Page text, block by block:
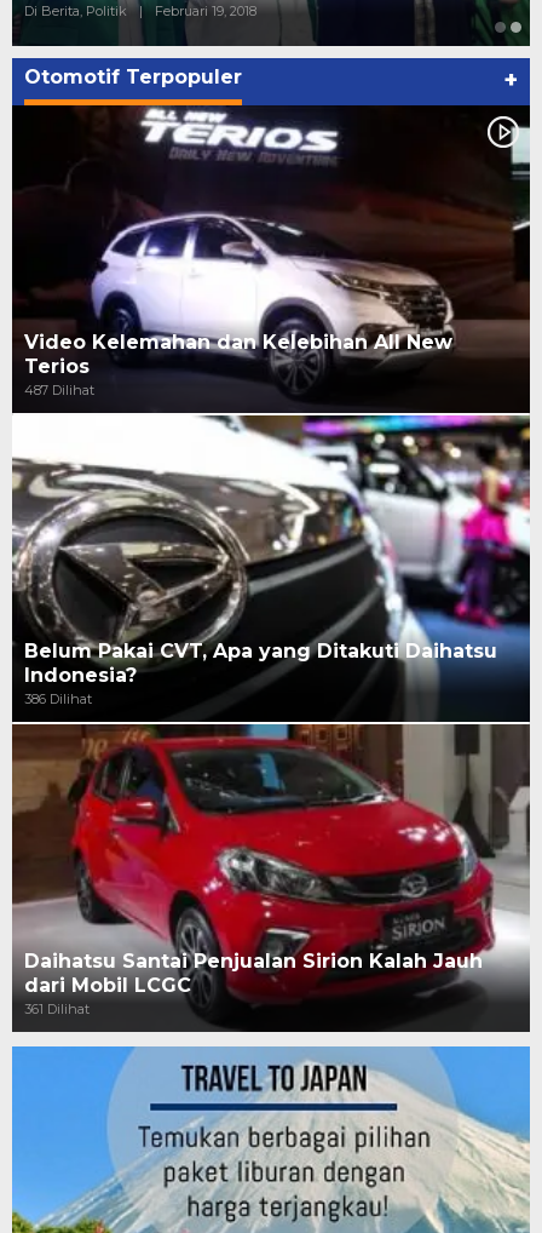
Di Berita, Politik | Februari 19, 2018
Otomotif Terpopuler +
Video Kelemahan dan Kelebihan All New
Terios
487 Dilihat
Belum Pakai CVT, Apa yang Ditakuti Daihatsu
Indonesia?
386 Dilihat
Daihatsu Santai Penjualan Sirion Kalah Jauh
dari Mobil LCGC
361 Dilihat